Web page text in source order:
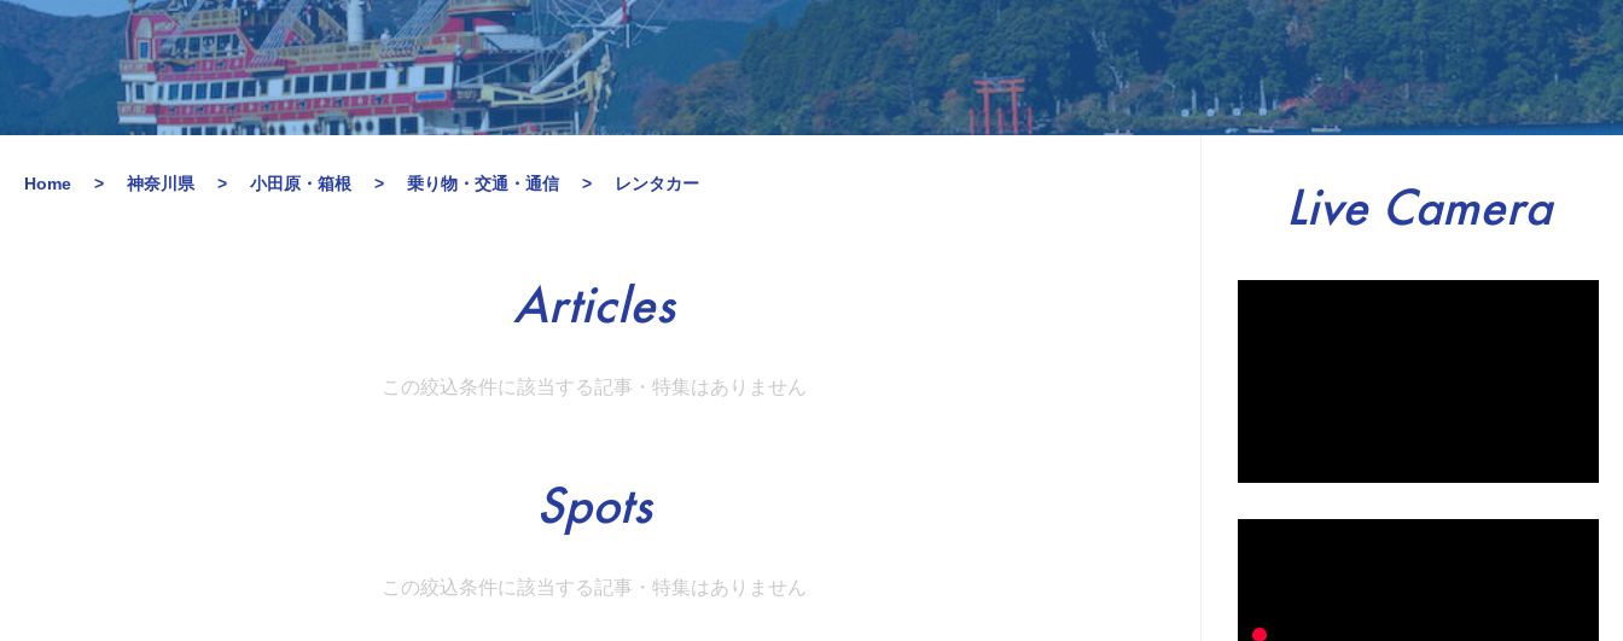
Home 神奈川県 小田原・箱根 乗り物・交通・通信 レンタカー
Articles
この絞込条件に該当する記事・特集はありません
Spots
この絞込条件に該当する記事・特集はありません
Live Camera